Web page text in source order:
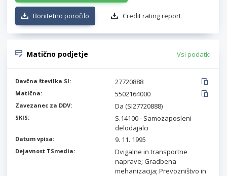
Bonitetno poročilo Credit rating report
Matično podjetje Vsi podatki
Davčna številka SI: 27720888
Matična: 5502164000
Zavezanec za DDV: Da (SI27720888)
SKIS:
S.14100 - Samozaposleni
delodajalci
Datum vpisa: 9. 11. 1995
Dejavnost TSmedia:
Dvigalne in transportne
naprave; Gradbena
mehanizacija; Prevozništvo in